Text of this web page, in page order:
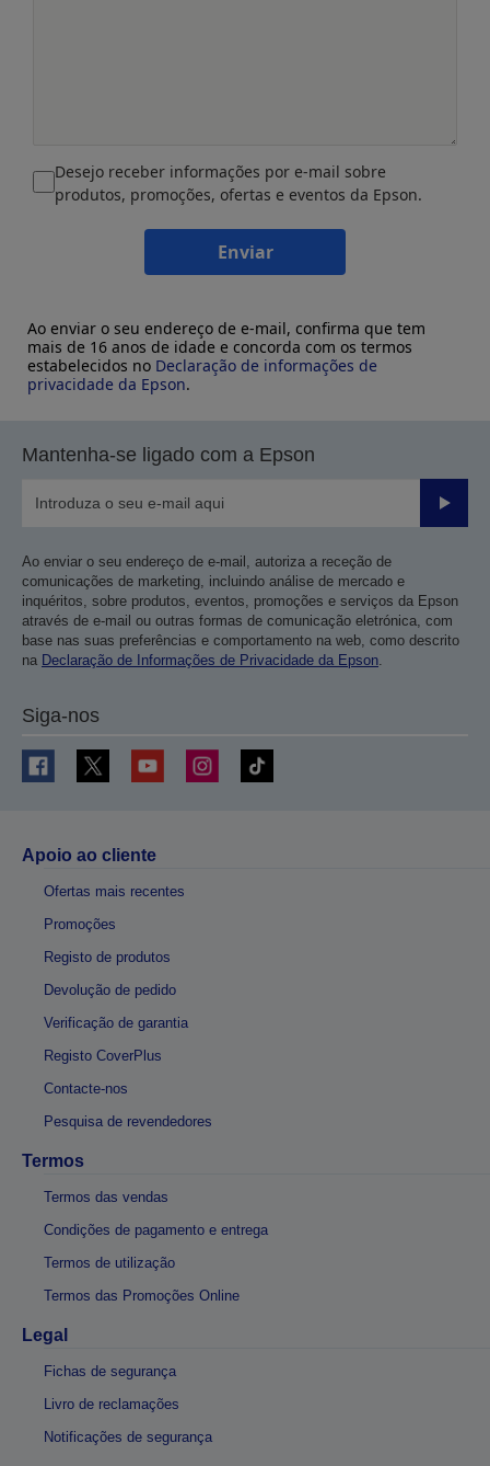
Desejo receber informações por e-mail sobre
produtos, promoções, ofertas e eventos da Epson.
Enviar
Ao enviar o seu endereço de e-mail, confirma que tem
mais de 16 anos de idade e concorda com os termos
estabelecidos no Declaração de informações de
privacidade da Epson.
Mantenha-se ligado com a Epson
Enviar
Ao enviar o seu endereço de e-mail, autoriza a receção de
comunicações de marketing, incluindo análise de mercado e
inquéritos, sobre produtos, eventos, promoções e serviços da Epson
através de e-mail ou outras formas de comunicação eletrónica, com
base nas suas preferências e comportamento na web, como descrito
na Declaração de Informações de Privacidade da Epson.
Siga-nos
Apoio ao cliente
Ofertas mais recentes
Promoções
Registo de produtos
Devolução de pedido
Verificação de garantia
Registo CoverPlus
Contacte-nos
Pesquisa de revendedores
Termos
Termos das vendas
Condições de pagamento e entrega
Termos de utilização
Termos das Promoções Online
Legal
Fichas de segurança
Livro de reclamações
Notificações de segurança